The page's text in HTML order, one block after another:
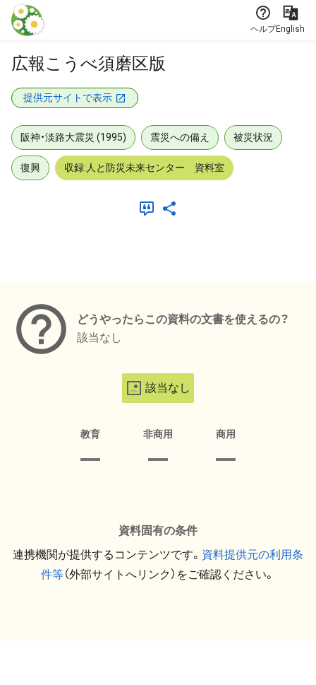
本文に飛ぶ
ヘルプEnglish
広報こうべ須磨区版
提供元サイトで表示
阪神・淡路大震災 (1995) 震災への備え 被災状況
復興 収録:人と防災未来センター 資料室
どうやったらこの資料の文書を使えるの？
該当なし
該当なし
教育 非商用 商用
資料固有の条件
連携機関が提供するコンテンツです。 資料提供元の利用条
件等（外部サイトへリンク）をご確認ください。